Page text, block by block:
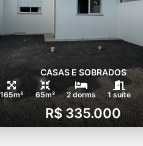
CASAS E SOBRADOS
165m² 65m² 2 dorms 1 suíte
R$ 335.000